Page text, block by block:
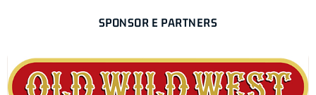
SPONSOR E PARTNERS